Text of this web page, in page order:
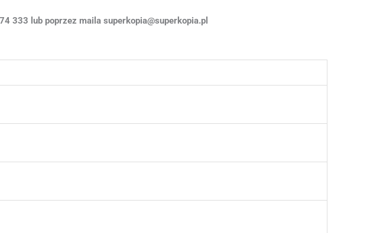
lub poprzez maila superkopia@superkopia.pl